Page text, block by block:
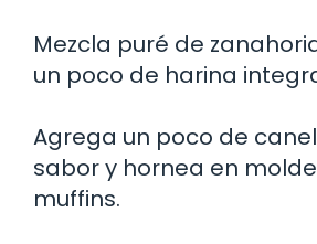
Mezcla puré de
un poco de harina
Agrega un poco de
sabor y hornea en
muffins.